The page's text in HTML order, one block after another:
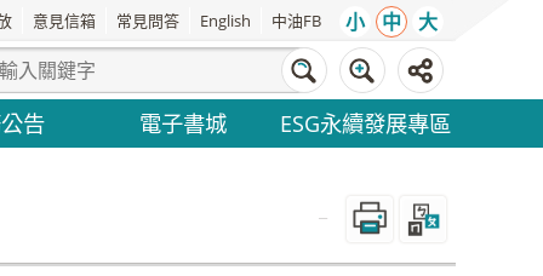
意見信箱 常見問答 English 中油FB 小 中 大
告 電子書城 ESG永續發展專區